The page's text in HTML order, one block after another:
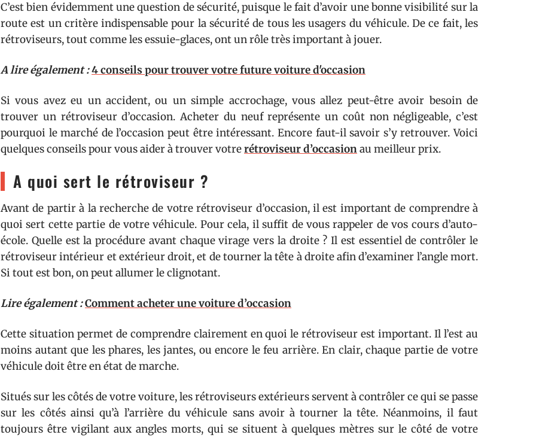
C’est bien évidemment une question de sécurité, puisque le fait d’avoir une bonne visibilité sur la
route est un critère indispensable pour la sécurité de tous les usagers du véhicule. De ce fait, les
rétroviseurs, tout comme les essuie-glaces, ont un rôle très important à jouer.
A lire également :4 conseils pour trouver votre future voiture d'occasion
Si vous avez eu un accident, ou un simple accrochage, vous allez peut-être avoir besoin de
trouver un rétroviseur d’occasion. Acheter du neuf représente un coût non négligeable, c’est
pourquoi le marché de l’occasion peut être intéressant. Encore faut-il savoir s’y retrouver. Voici
quelques conseils pour vous aider à trouver votrerétroviseur d’occasionau meilleur prix.
A quoi sert le rétroviseur ?
Avant de partir à la recherche de votre rétroviseur d’occasion, il est important de comprendre à
quoi sert cette partie de votre véhicule. Pour cela, il suffit de vous rappeler de vos cours d’auto-
école. Quelle est la procédure avant chaque virage vers la droite ? Il est essentiel de contrôler le
rétroviseur intérieur et extérieur droit, et de tourner la tête à droite afin d’examiner l’angle mort.
Si tout est bon, on peut allumer le clignotant.
Lire également :Comment acheter une voiture d’occasion
Cette situation permet de comprendre clairement en quoi le rétroviseur est important. Il l’est au
moins autant que les phares, les jantes, ou encore le feu arrière. En clair, chaque partie de votre
véhicule doit être en état de marche.
Situés sur les côtés de votre voiture, les rétroviseurs extérieurs servent à contrôler ce qui se passe
sur les côtés ainsi qu’à l’arrière du véhicule sans avoir à tourner la tête. Néanmoins, il faut
toujours être vigilant aux angles morts, qui se situent à quelques mètres sur le côté de votre